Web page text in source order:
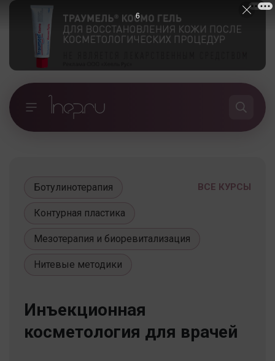
ВСЕ КУРСЫ
Ботулинотерапия
Контурная пластика
Мезотерапия и биоревитализация
Нитевые методики
Инъекционная
косметология для врачей
5